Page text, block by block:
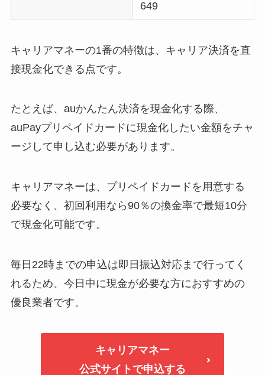
649
キャリアマネーの1番の特徴は、キャリア決済を直
接現金化できる点です。
たとえば、auかんたん決済を現金化する際、
auPayプリペイドカードに現金化したい金額をチャ
ージして申し込む必要があります。
キャリアマネーは、プリペイドカードを用意する
必要なく、初回利用なら90％の換金率で最短10分
で現金化可能です。
毎日22時までの申込は即日振込対応まで行ってく
れるため、今日中に現金が必要な方におすすめの
優良業者です。
キャリアマネー
公式サイトで申込する